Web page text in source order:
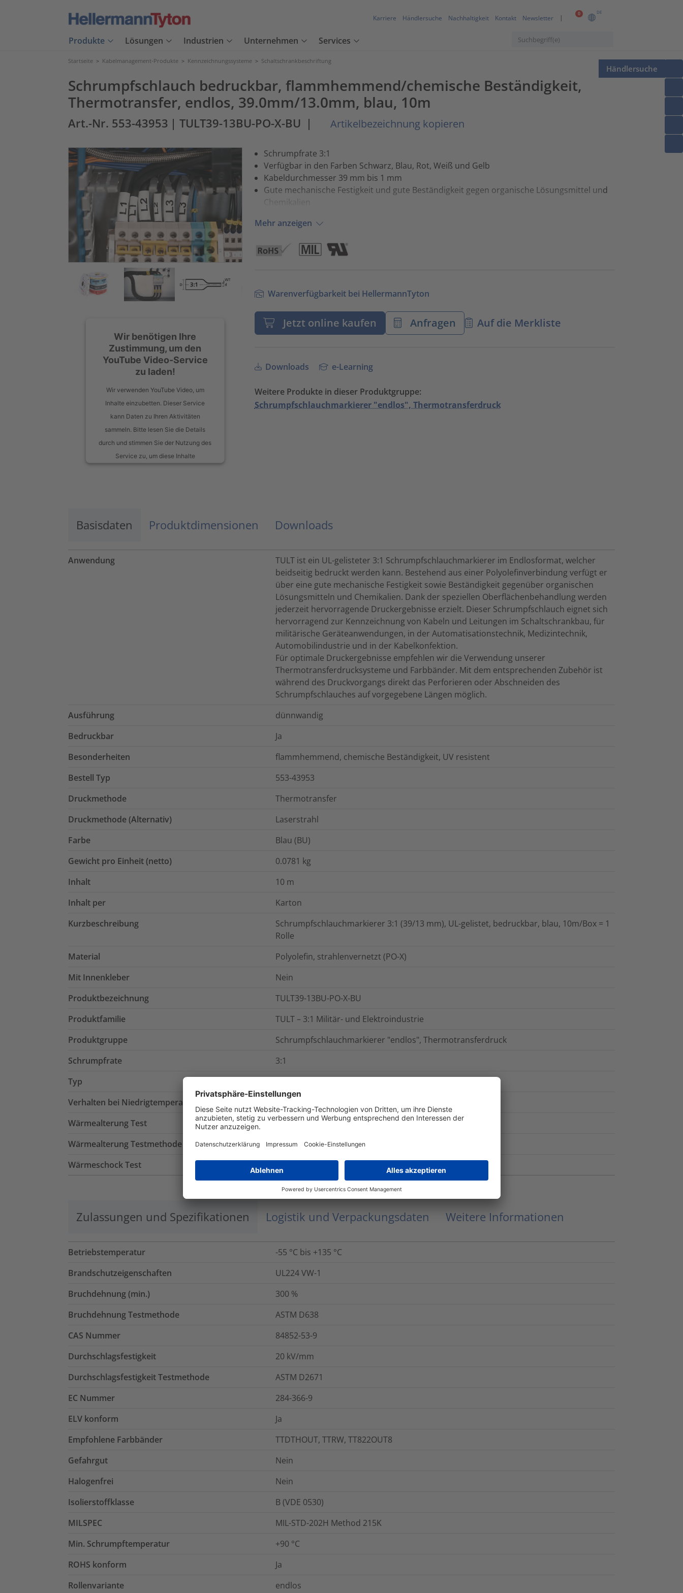
0 DE
Karriere Händlersuche Nachhaltigkeit Kontakt Newsletter
Produkte Lösungen Industrien Unternehmen Services
Händlersuche
Startseite > Kabelmanagement-Produkte > Kennzeichnungssysteme > Schaltschrankbeschriftung
Schrumpfschlauch bedruckbar, flammhemmend/chemische Beständigkeit,
Thermotransfer, endlos, 39.0mm/13.0mm, blau, 10m
Art.-Nr. 553-43953 | TULT39-13BU-PO-X-BU | Artikelbezeichnung kopieren
Wir benötigen Ihre
Zustimmung, um den
YouTube Video-Service
zu laden!
Wir verwenden YouTube Video, um
Inhalte einzubetten. Dieser Service
kann Daten zu Ihren Aktivitäten
sammeln. Bitte lesen Sie die Details
durch und stimmen Sie der Nutzung des
Service zu, um diese Inhalte
Akzeptieren
Schrumpfrate 3:1
Verfügbar in den Farben Schwarz, Blau, Rot, Weiß und Gelb
Kabeldurchmesser 39 mm bis 1 mm
Gute mechanische Festigkeit und gute Beständigkeit gegen organische Lösungsmittel und
Chemikalien
Mehr anzeigen
Warenverfügbarkeit bei HellermannTyton
Jetzt online kaufen Anfragen Auf die Merkliste
Downloads e-Learning
Weitere Produkte in dieser Produktgruppe:
Schrumpfschlauchmarkierer "endlos", Thermotransferdruck
Basisdaten Produktdimensionen Downloads
Anwendung
TULT ist ein UL-gelisteter 3:1 Schrumpfschlauchmarkierer im Endlosformat, welcher
beidseitig bedruckt werden kann. Bestehend aus einer Polyolefinverbindung verfügt er
über eine gute mechanische Festigkeit sowie Beständigkeit gegenüber organischen
Lösungsmitteln und Chemikalien. Dank der speziellen Oberflächenbehandlung werden
jederzeit hervorragende Druckergebnisse erzielt. Dieser Schrumpfschlauch eignet sich
hervorragend zur Kennzeichnung von Kabeln und Leitungen im Schaltschrankbau, für
militärische Geräteanwendungen, in der Automatisationstechnik, Medizintechnik,
Automobilindustrie und in der Kabelkonfektion.
Für optimale Druckergebnisse empfehlen wir die Verwendung unserer
Thermotransferdrucksysteme und Farbbänder. Mit dem entsprechenden Zubehör ist
während des Druckvorgangs direkt das Perforieren oder Abschneiden des
Schrumpfschlauches auf vorgegebene Längen möglich.
Ausführung
dünnwandig
Bedruckbar
Ja
Besonderheiten
flammhemmend, chemische Beständigkeit, UV resistent
Bestell Typ
553-43953
Druckmethode
Thermotransfer
Druckmethode (Alternativ)
Laserstrahl
Farbe
Blau (BU)
Gewicht pro Einheit (netto)
0.0781 kg
Inhalt
10 m
Inhalt per
Karton
Kurzbeschreibung
Schrumpfschlauchmarkierer 3:1 (39/13 mm), UL-gelistet, bedruckbar, blau, 10m/Box = 1
Rolle
Material
Polyolefin, strahlenvernetzt (PO-X)
Mit Innenkleber
Nein
Produktbezeichnung
TULT39-13BU-PO-X-BU
Produktfamilie
TULT – 3:1 Militär- und Elektroindustrie
Produktgruppe
Schrumpfschlauchmarkierer "endlos", Thermotransferdruck
Schrumpfrate
3:1
Typ
Verhalten bei Niedrigtemperatur Prüfung
ASTM D2671
Wärmealterung Test
168h/175°C
Wärmealterung Testmethode
ASTM D638
Wärmeschock Test
Zulassungen und Spezifikationen Logistik und Verpackungsdaten Weitere Informationen
Betriebstemperatur
-55 °C bis +135 °C
Brandschutzeigenschaften
UL224 VW-1
Bruchdehnung (min.)
300 %
Bruchdehnung Testmethode
ASTM D638
CAS Nummer
84852-53-9
Durchschlagsfestigkeit
20 kV/mm
Durchschlagsfestigkeit Testmethode
ASTM D2671
EC Nummer
284-366-9
ELV konform
Ja
Empfohlene Farbbänder
TTDTHOUT, TTRW, TT822OUT8
Gefahrgut
Nein
Halogenfrei
Nein
Isolierstoffklasse
B (VDE 0530)
MILSPEC
MIL-STD-202H Method 215K
Min. Schrumpftemperatur
+90 °C
ROHS konform
Ja
Rollenvariante
endlos